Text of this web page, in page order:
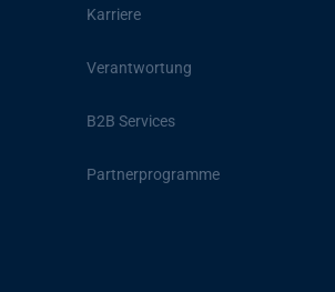
Karriere
Verantwortung
B2B Services
Partnerprogramme